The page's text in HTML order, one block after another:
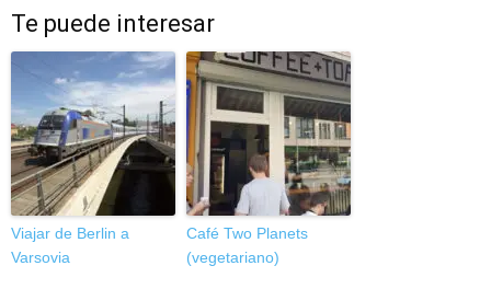
Te puede interesar
Viajar de Berlin a
Varsovia
Café Two Planets
(vegetariano)